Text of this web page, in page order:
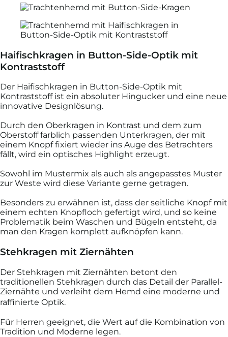
Haifischkragen in Button-Side-Optik mit
Kontraststoff
Der Haifischkragen in Button-Side-Optik mit
Kontraststoff ist ein absoluter Hingucker und eine neue
innovative Designlösung.
Durch den Oberkragen in Kontrast und dem zum
Oberstoff farblich passenden Unterkragen, der mit
einem Knopf fixiert wieder ins Auge des Betrachters
fällt, wird ein optisches Highlight erzeugt.
Sowohl im Mustermix als auch als angepasstes Muster
zur Weste wird diese Variante gerne getragen.
Besonders zu erwähnen ist, dass der seitliche Knopf mit
einem echten Knopfloch gefertigt wird, und so keine
Problematik beim Waschen und Bügeln entsteht, da
man den Kragen komplett aufknöpfen kann.
Stehkragen mit Ziernähten
Der Stehkragen mit Ziernähten betont den
traditionellen Stehkragen durch das Detail der Parallel-
Ziernähte und verleiht dem Hemd eine moderne und
raffinierte Optik.
Für Herren geeignet, die Wert auf die Kombination von
Tradition und Moderne legen.